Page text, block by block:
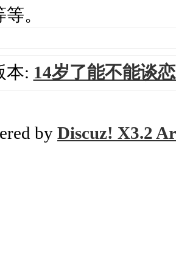
。
本: 14岁了能不能谈
by Discuz! X3.2